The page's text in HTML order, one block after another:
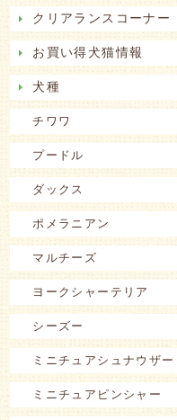
クリアランスコーナー
お買い得犬猫情報
犬種
チワワ
プードル
ダックス
ポメラニアン
マルチーズ
ヨークシャーテリア
シーズー
ミニチュアシュナウザー
ミニチュアピンシャー